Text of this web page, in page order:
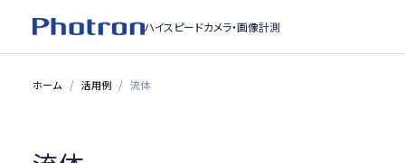
ハイスピードカメラ・画像計測
ホーム 活用例 流体